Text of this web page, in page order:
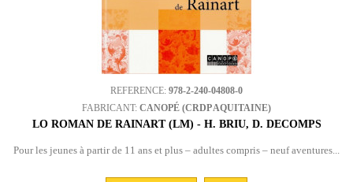
REFERENCE: 978-2-240-04808-0
FABRICANT: CANOPÉ (CRDP AQUITAINE)
LO ROMAN DE RAINART (LM) - H. BRIU, D. DECOMPS
Pour les jeunes à partir de 11 ans et plus – adultes compris – neuf aventures...